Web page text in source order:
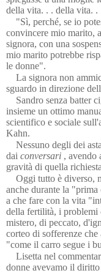
della vita. . . della vita. .
"Sì, perché, se io
convincere mio marito,
signora, con una
mio marito potrebbe
le donne".
La signora non
sguardo in direzione
Sandro senza batter
insieme un ottimo
scientifico e sociale
Kahn.
Nessuno degli dei
dai conversari , avendo
gravità di quella
Oggi tutto è diverso,
anche durante la
a che fare con la vita
della fertilità, i problemi
mistero, di peccato,
corteo di sofferenze
"come il carro segue i
Lisetta nel
donne avevamo il